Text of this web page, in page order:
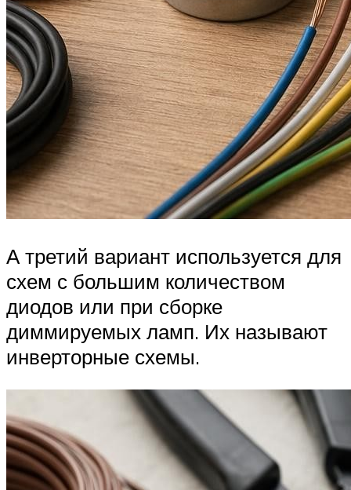
А третий вариант используется для
схем с большим количеством
диодов или при сборке
диммируемых ламп. Их называют
инверторные схемы.